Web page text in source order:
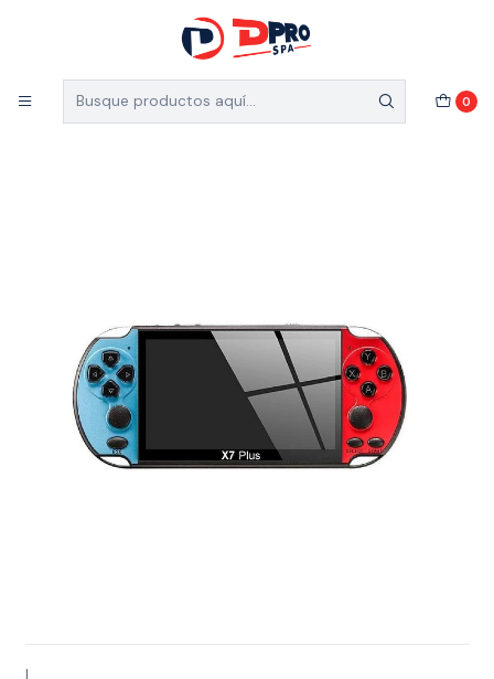
0
5% de descuento en el total de tu compra (Válido
para nuevos clientes)
Inicio Catálogo
VIDEO JUEGO ARCADE RETRO PORTATIL PANTALLA 5.1